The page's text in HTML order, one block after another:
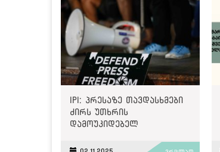
IPI: პრესაზე თავდასხმები
ძირს უთხრის
დამოუკიდებელ
თავისუფალ